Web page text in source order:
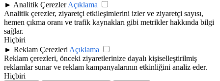
► Analitik ÇerezlerAçıklama
Analitik çerezler, ziyaretçi etkileşimlerini izler ve ziyaretçi sayısı,
hemen çıkma oranı ve trafik kaynakları gibi metrikler hakkında bilgi
sağlar.
Hiçbiri
► Reklam ÇerezleriAçıklama
Reklam çerezleri, önceki ziyaretlerinize dayalı kişiselleştirilmiş
reklamlar sunar ve reklam kampanyalarının etkinliğini analiz eder.
Hiçbiri